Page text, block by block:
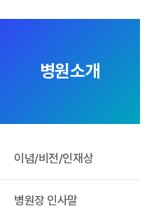
병원소개
이념/비전/인재상
병원장 인사말